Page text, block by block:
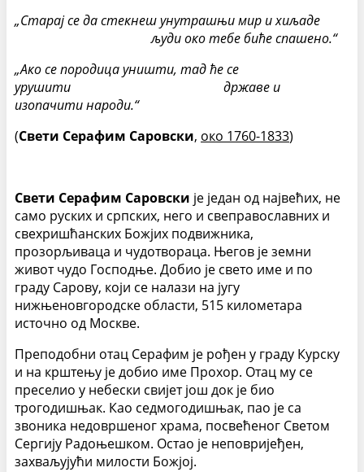
„Старај се да стекнеш унутрашњи мир и хиљаде
људи око тебе биће спашено.“
„Ако се породица уништи, тад ће се
урушити државе и
изопачити народи.“
(Свети Серафим Саровски, око 1760-1833)
Свети Серафим Саровски је један од највећих, не
само руских и српских, него и свеправославних и
свехришћанских Божјих подвижника,
прозорљиваца и чудотвораца. Његов је земни
живот чудо Господње. Добио је свето име и по
граду Сарову, који се налази на југу
нижњеновгородске области, 515 километара
источно од Москве.
Преподобни отац Серафим је рођен у граду Курску
и на крштењу је добио име Прохор. Отац му се
преселио у небески свијет још док је био
трогодишњак. Као седмогодишњак, пао је са
звоника недовршеног храма, посвећеног Светом
Сергију Радоњешком. Остао је неповријеђен,
захваљујући милости Божјој.